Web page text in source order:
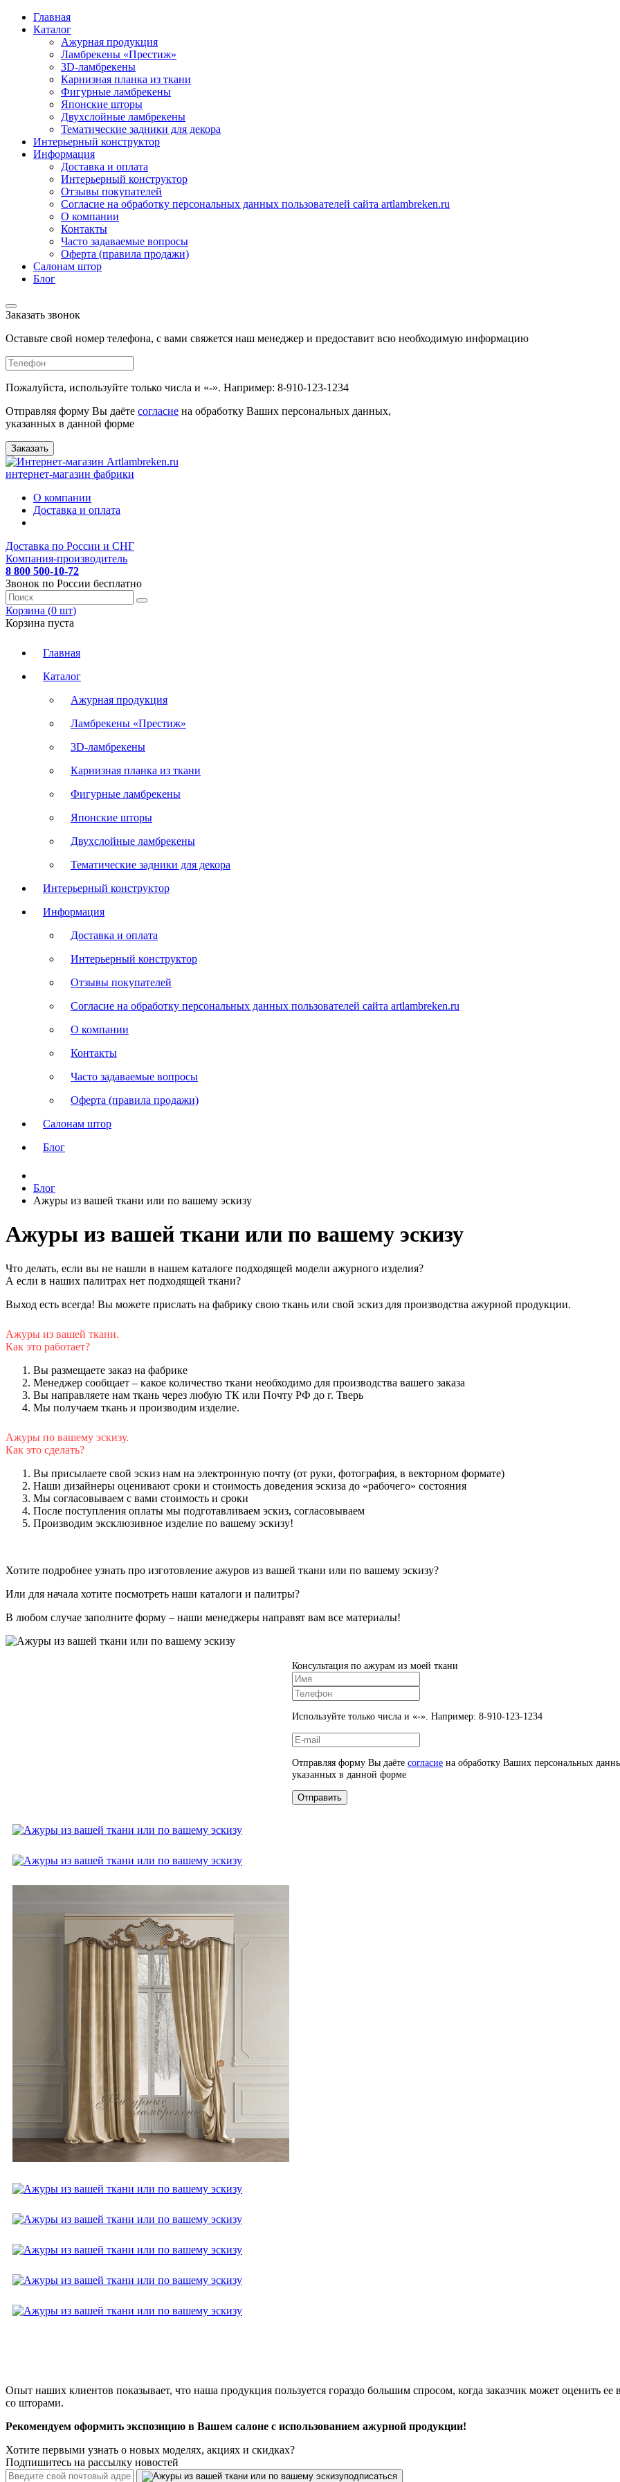
Главная
Каталог
Ажурная продукция
Ламбрекены «Престиж»
3D-ламбрекены
Карнизная планка из ткани
Фигурные ламбрекены
Японские шторы
Двухслойные ламбрекены
Тематические задники для декора
Интерьерный конструктор
Информация
Доставка и оплата
Интерьерный конструктор
Отзывы покупателей
Согласие на обработку персональных данных пользователей сайта artlambreken.ru
О компании
Контакты
Часто задаваемые вопросы
Оферта (правила продажи)
Салонам штор
Блог
Заказать звонок
Оставьте свой номер телефона, с вами свяжется наш менеджер и предоставит всю необходимую информацию
Пожалуйста, используйте только числа и «-». Например: 8-910-123-1234
Отправляя форму Вы даёте согласие на обработку Ваших персональных данных,
указанных в данной форме
Заказать
интернет-магазин фабрики
О компании
Доставка и оплата
Доставка по России и СНГ
Компания-производитель
8 800 500-10-72
Звонок по России бесплатно
Корзина (0 шт)
Корзина пуста
Главная
Каталог
Ажурная продукция
Ламбрекены «Престиж»
3D-ламбрекены
Карнизная планка из ткани
Фигурные ламбрекены
Японские шторы
Двухслойные ламбрекены
Тематические задники для декора
Интерьерный конструктор
Информация
Доставка и оплата
Интерьерный конструктор
Отзывы покупателей
Согласие на обработку персональных данных пользователей сайта artlambreken.ru
О компании
Контакты
Часто задаваемые вопросы
Оферта (правила продажи)
Салонам штор
Блог
Блог
Ажуры из вашей ткани или по вашему эскизу
Ажуры из вашей ткани или по вашему эскизу
Что делать, если вы не нашли в нашем каталоге подходящей модели ажурного изделия?
А если в наших палитрах нет подходящей ткани?
Выход есть всегда! Вы можете прислать на фабрику свою ткань или свой эскиз для производства ажурной продукции.
Ажуры из вашей ткани.
Как это работает?
Вы размещаете заказ на фабрике
Менеджер сообщает – какое количество ткани необходимо для производства вашего заказа
Вы направляете нам ткань через любую ТК или Почту РФ до г. Тверь
Мы получаем ткань и производим изделие.
Ажуры по вашему эскизу.
Как это сделать?
Вы присылаете свой эскиз нам на электронную почту (от руки, фотография, в векторном формате)
Наши дизайнеры оценивают сроки и стоимость доведения эскиза до «рабочего» состояния
Мы согласовываем с вами стоимость и сроки
После поступления оплаты мы подготавливаем эскиз, согласовываем
Производим эксклюзивное изделие по вашему эскизу!
Хотите подробнее узнать про изготовление ажуров из вашей ткани или по вашему эскизу?
Или для начала хотите посмотреть наши каталоги и палитры?
В любом случае заполните форму – наши менеджеры направят вам все материалы!
Консультация по ажурам из моей ткани
Используйте только числа и «-». Например: 8-910-123-1234
Отправляя форму Вы даёте согласие на обработку Ваших персональных
указанных в данной форме
Отправить
Опыт наших клиентов показывает, что наша продукция пользуется гораздо большим спросом, когда заказчик может оценить
со шторами.
Рекомендуем оформить экспозицию в Вашем салоне с использованием ажурной продукции!
Хотите первыми узнать о новых моделях, акциях и скидках?
Подпишитесь на рассылку новостей
подписаться